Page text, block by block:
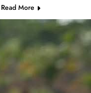
Read More